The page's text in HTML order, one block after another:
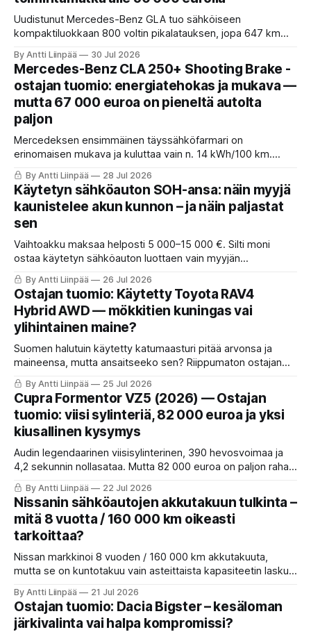
Uudistunut Mercedes-Benz GLA tuo sähköiseen
kompaktiluokkaan 800 voltin pikalatauksen, jopa 647 km
käyttöjärjestelmän. Suomessa myynti alkaa välittömästi alle
50 000 euron alkaen-hinnalla.
By Antti Liinpää 30 Jul 2026
Mercedes-Benz CLA 250+ Shooting Brake -
ostajan tuomio: energiatehokas ja mukava —
mutta 67 000 euroa on pieneltä autolta
paljon
Mercedeksen ensimmäinen täyssähköfarmari on
erinomaisen mukava ja kuluttaa vain n. 14 kWh/100 km.
Mutta lisävarusteineen 67 000 € on tästä pikkufarmarista
paljon. Samalla rahalla saa isomman, tehokkaamman ja
nelivetoisen sähkö-SUV:n. Ostajan tuomio.
By Antti Liinpää 28 Jul 2026
Käytetyn sähköauton SOH-ansa: näin myyjä
kaunistelee akun kunnon – ja näin paljastat
sen
Vaihtoakku maksaa helposti 5 000–15 000 €. Silti moni
ostaa käytetyn sähköauton luottaen vain myyjän
näyttämään SOH-lukuun, joka voi olla nollattu, lukittu tai
väärä. Näin paljastat ansan.
By Antti Liinpää 26 Jul 2026
Ostajan tuomio: Käytetty Toyota RAV4
Hybrid AWD — mökkitien kuningas vai
ylihintainen maine?
Suomen halutuin käytetty katumaasturi pitää arvonsa ja
maineensa, mutta ansaitseeko sen? Riippumaton ostajan
tuomio: mökkitien kuningas vai kallis suosikki?
By Antti Liinpää 25 Jul 2026
Cupra Formentor VZ5 (2026) — Ostajan
tuomio: viisi sylinteriä, 82 000 euroa ja yksi
kiusallinen kysymys
Audin legendaarinen viisisylinterinen, 390 hevosvoimaa ja
4,2 sekunnin nollasataa. Mutta 82 000 euroa on paljon rahaa,
ja juuri koeajettu Golf GTI 50v maksaa 25 000 vähemmän.
Ostajan tuomio Cupra Formentor VZ5:stä.
By Antti Liinpää 22 Jul 2026
Nissanin sähköautojen akkutakuun tulkinta –
mitä 8 vuotta / 160 000 km oikeasti
tarkoittaa?
Nissan markkinoi 8 vuoden / 160 000 km akkutakuuta,
mutta se on kuntotakuu vain asteittaista kapasiteetin laskua
piiriin. Näin tulkinta toimii käytännössä ja mitä omistajan
kannattaa tehdä.
By Antti Liinpää 21 Jul 2026
Ostajan tuomio: Dacia Bigster – kesäloman
järkivalinta vai halpa kompromissi?